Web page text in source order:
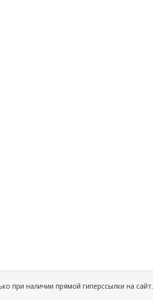
при наличии прямой гиперссылки на сайт.